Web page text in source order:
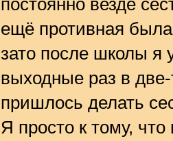
постоянно везде
ещё противная была
зато после школы я
выходные раз в
пришлось делать
Я просто к тому,